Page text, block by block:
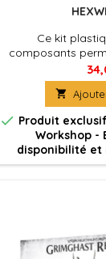
Ce kit
composants
5
spectrales. Une
assemblée en
de

 Produit
Workshop -
disponibilité et